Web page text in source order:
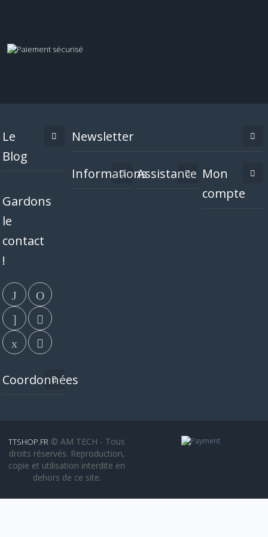
Le
Blog
Gardons
le
contact
!
Coordonnées
Newsletter
InformationsAssistance Mon
compte
TTSHOP.FR © AM TECH - Tous
droits réservés. Reproduction,
copie et utilisation interdite en
dehors de ce site.